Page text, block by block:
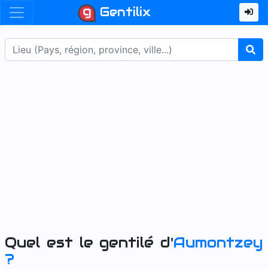
Gentilix
Quel est le gentilé d'Aumontzey
?